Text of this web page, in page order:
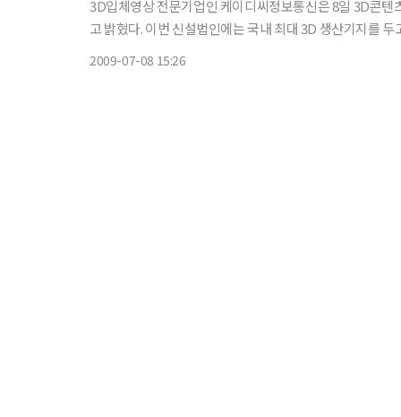
3D입체영상 전문기업인 케이디씨정보통신은 8일 3D콘
고 밝혔다. 이번 신설법인에는 국내 최대 3D 생산기지를 두고 있는 자회사 디지털큐브와 독점적인 3D입체 모니터 기술력을 보유한
2009-07-08 15:26